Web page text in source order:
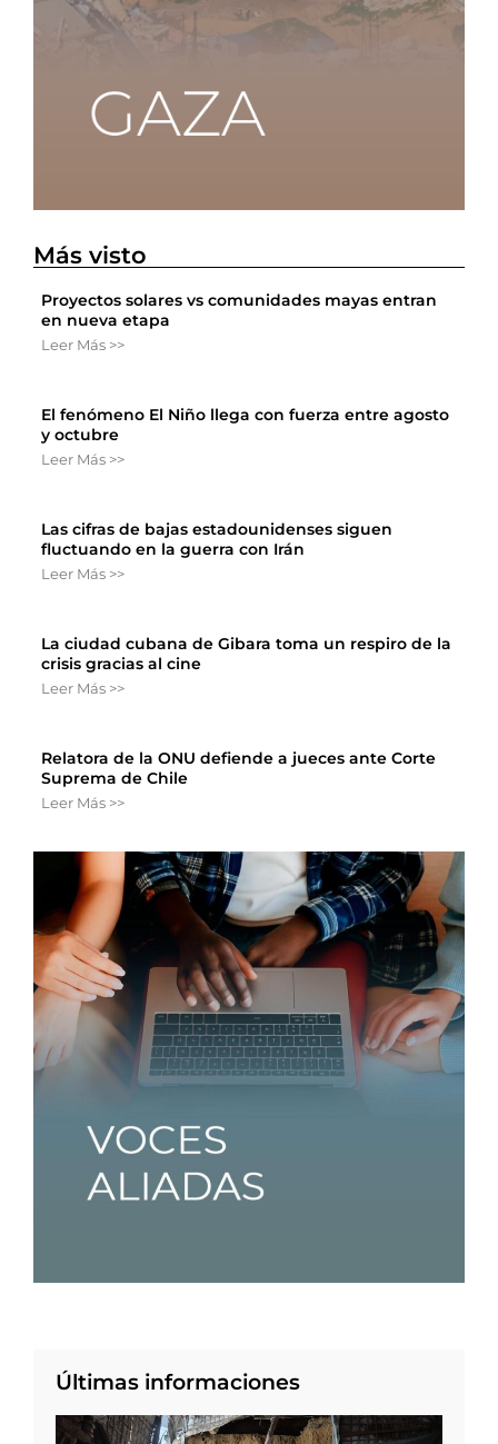
Más visto
Proyectos solares vs comunidades mayas entran
en nueva etapa
Leer Más >>
El fenómeno El Niño llega con fuerza entre agosto
y octubre
Leer Más >>
Las cifras de bajas estadounidenses siguen
fluctuando en la guerra con Irán
Leer Más >>
La ciudad cubana de Gibara toma un respiro de la
crisis gracias al cine
Leer Más >>
Relatora de la ONU defiende a jueces ante Corte
Suprema de Chile
Leer Más >>
Últimas informaciones